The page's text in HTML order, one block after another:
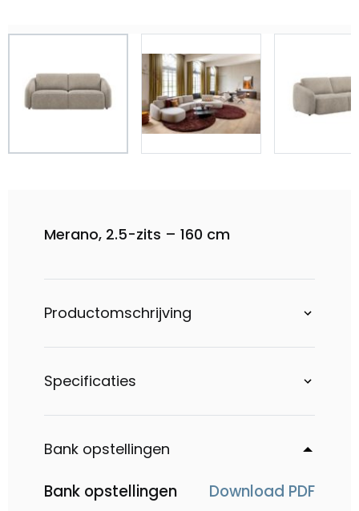
Merano, 2.5-zits – 160 cm
Productomschrijving
Specificaties
Bank opstellingen
Bank opstellingen Download PDF